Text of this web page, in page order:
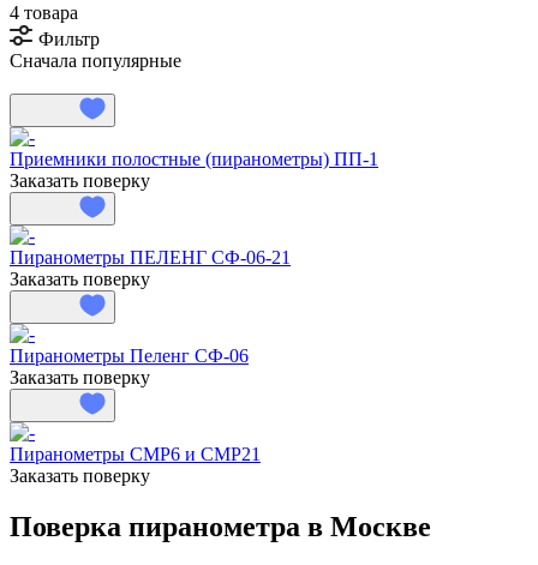
4 товара
Фильтр
Сначала популярные
Приемники полостные (пиранометры) ПП-1
Заказать поверку
Пиранометры ПЕЛЕНГ СФ-06-21
Заказать поверку
Пиранометры Пеленг СФ-06
Заказать поверку
Пиранометры СМР6 и СМР21
Заказать поверку
Поверка пиранометра в Москве